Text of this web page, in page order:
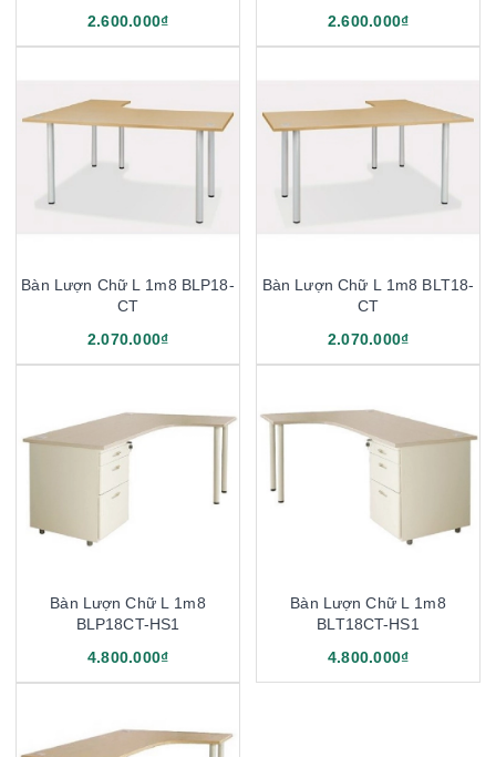
2.600.000₫
2.600.000₫
Bàn Lượn Chữ L 1m8 BLP18-
CT
2.070.000₫
Bàn Lượn Chữ L 1m8 BLT18-
CT
2.070.000₫
Bàn Lượn Chữ L 1m8
BLP18CT-HS1
4.800.000₫
Bàn Lượn Chữ L 1m8
BLT18CT-HS1
4.800.000₫